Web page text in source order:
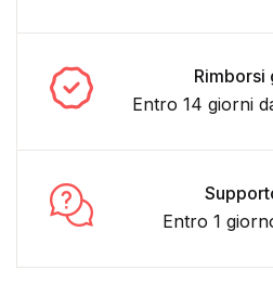
Rimborsi
Entro 14 giorni
Entro 1